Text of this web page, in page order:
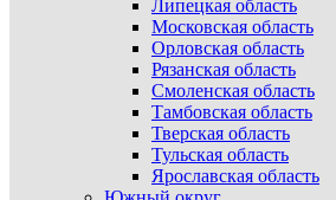
Липецкая область
Московская область
Орловская область
Рязанская область
Смоленская область
Тамбовская область
Тверская область
Тульская область
Ярославская область